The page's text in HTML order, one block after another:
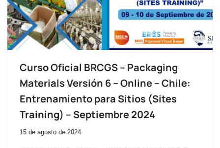
Curso Oficial BRCGS – Packaging
Materials Versión 6 – Online – Chile:
Entrenamiento para Sitios (Sites
Training) – Septiembre 2024
15 de agosto de 2024